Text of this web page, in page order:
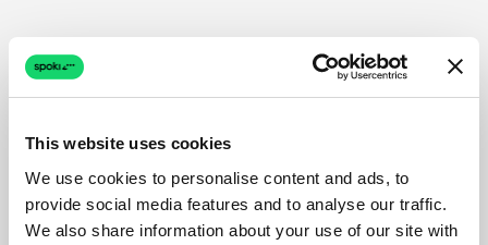
This website uses cookies
We use cookies to personalise content and ads, to
provide social media features and to analyse our traffic.
We also share information about your use of our site with